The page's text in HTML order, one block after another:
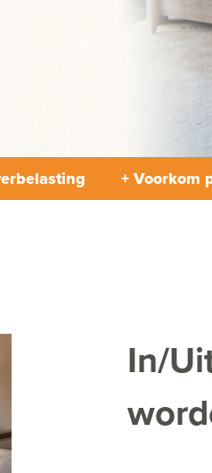
+ Voorkom
In/